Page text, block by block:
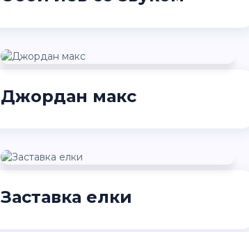
Джордан макс
Заставка елки